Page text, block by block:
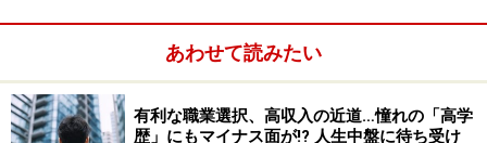
入るまでは、そう思っていました。なので、一番賢い人
材紹介会社の使い方は、人材紹介会社で案件だけきい
て、あとは自分でHPからエントリーしたり、手紙を書い
て応募すればいいのだと思っていたのです。
あわせて読みたい
有利な職業選択、高収入の近道…憧れの「高学
歴」にもマイナス面が!? 人生中盤に待ち受け